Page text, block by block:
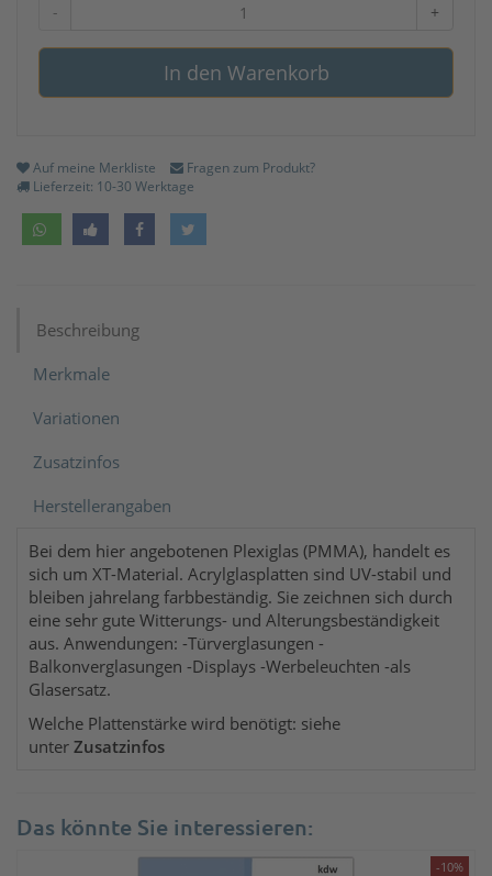
- +
In den Warenkorb
Auf meine Merkliste
Fragen zum Produkt?
Lieferzeit: 10-30 Werktage
Beschreibung
Merkmale
Variationen
Zusatzinfos
Herstellerangaben
Bei dem hier angebotenen Plexiglas (PMMA), handelt es
sich um XT-Material. Acrylglasplatten sind UV-stabil und
bleiben jahrelang farbbeständig. Sie zeichnen sich durch
eine sehr gute Witterungs- und Alterungsbeständigkeit
aus. Anwendungen: -Türverglasungen -
Balkonverglasungen -Displays -Werbeleuchten -als
Glasersatz.
Welche Plattenstärke wird benötigt: siehe
unter Zusatzinfos
Das könnte Sie interessieren:
-10%